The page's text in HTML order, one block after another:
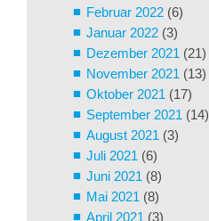
Februar 2022 (6)
Januar 2022 (3)
Dezember 2021 (21)
November 2021 (13)
Oktober 2021 (17)
September 2021 (14)
August 2021 (3)
Juli 2021 (6)
Juni 2021 (8)
Mai 2021 (8)
April 2021 (3)